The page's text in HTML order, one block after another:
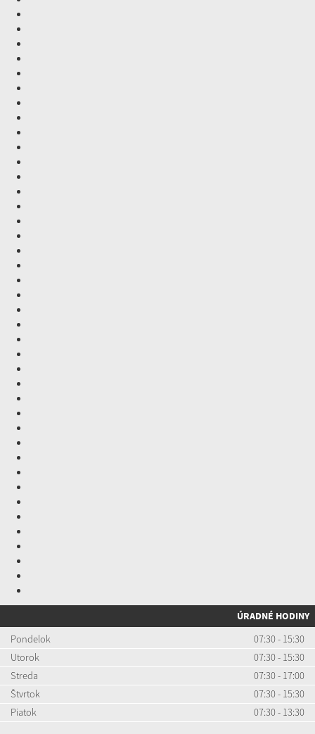
ÚRADNÉ HODINY
Pondelok
07:30 - 15:30
Utorok
07:30 - 15:30
Streda
07:30 - 17:00
Štvrtok
07:30 - 15:30
Piatok
07:30 - 13:30